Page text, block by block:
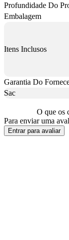
Profundidade Do
Embalagem
Itens Inclusos
Garantia Do
Sac
O que os
Para enviar uma
Entrar para avaliar